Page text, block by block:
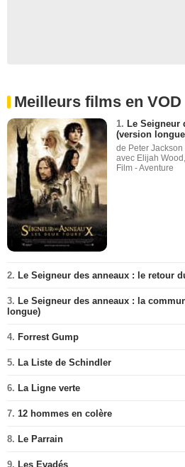
Meilleurs films en VOD
1. Le Seigneur
(version
de Peter Jackson
avec Elijah
Film - Aventure
2. Le Seigneur des anneaux : le retour
3. Le Seigneur des anneaux : la
longue)
4. Forrest Gump
5. La Liste de Schindler
6. La Ligne verte
7. 12 hommes en colère
8. Le Parrain
9. Les Evadés